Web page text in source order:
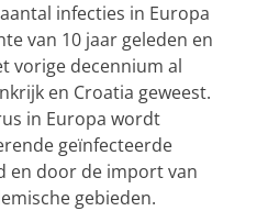
infecties in Europa
van 10 jaar geleden en
vorige decennium al
en Croatia geweest.
in Europa wordt
geïnfecteerde
en door de import van
gebieden.